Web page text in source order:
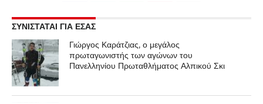
ΣΥΝΙΣΤΑΤΑΙ ΓΙΑ ΕΣΑΣ
Γιώργος Καράτζιας, ο μεγάλος
πρωταγωνιστής των αγώνων του
Πανελληνίου Πρωταθλήματος Αλπικού Σκι